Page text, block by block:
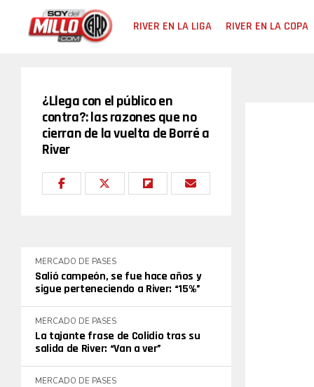
RIVER EN LA LIGA RIVER EN LA COPA
¿Llega con el público en
contra?: las razones que no
cierran de la vuelta de Borré a
River
MERCADO DE PASES
Salió campeón, se fue hace años y
sigue perteneciendo a River: “15%”
MERCADO DE PASES
La tajante frase de Colidio tras su
salida de River: “Van a ver”
MERCADO DE PASES